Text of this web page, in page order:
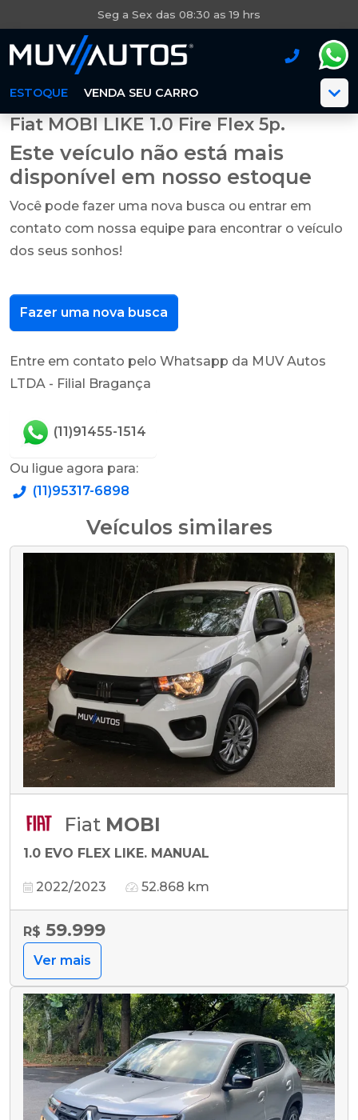
Seg a Sex das 08:30 as 19 hrs
ESTOQUE VENDA SEU CARRO
Fiat MOBI LIKE 1.0 Fire Flex 5p.
Este veículo não está mais
disponível em nosso estoque
Você pode fazer uma nova busca ou entrar em
contato com nossa equipe para encontrar o veículo
dos seus sonhos!
Fazer uma nova busca
Entre em contato pelo Whatsapp da MUV Autos
LTDA - Filial Bragança
(11)91455-1514
Ou ligue agora para:
(11)95317-6898
Veículos similares
Fiat MOBI
1.0 EVO FLEX LIKE. MANUAL
2022/2023 52.868 km
R$ 59.999
Ver mais